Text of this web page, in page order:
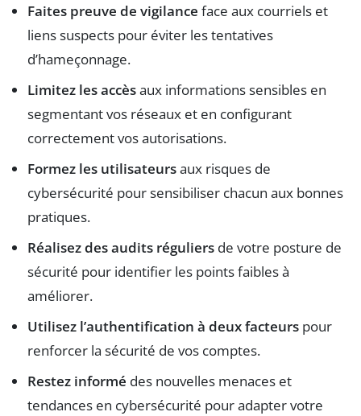
Faites preuve de vigilance face aux courriels et
liens suspects pour éviter les tentatives
d’hameçonnage.
Limitez les accèsaux informations sensibles en
segmentant vos réseaux et en configurant
correctement vos autorisations.
Formez les utilisateursaux risques de
cybersécurité pour sensibiliser chacun aux bonnes
pratiques.
Réalisez des audits réguliers de votre posture de
sécurité pour identifier les points faibles à
améliorer.
Utilisez l’authentification à deux facteurs pour
renforcer la sécurité de vos comptes.
Restez informé des nouvelles menaces et
tendances en cybersécurité pour adapter votre